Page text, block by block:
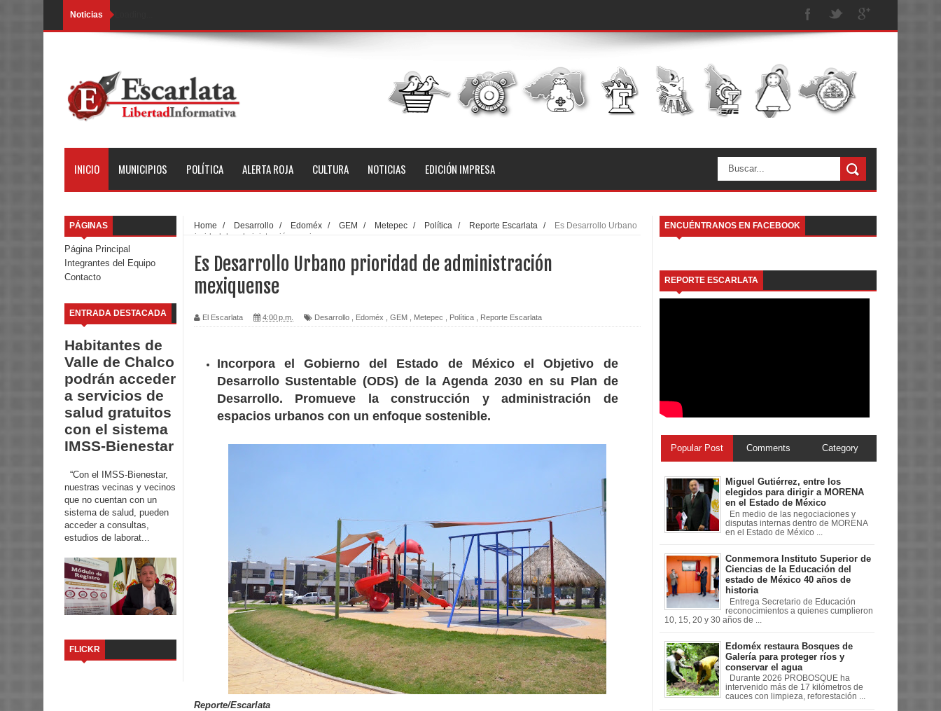
Noticias
INICIO MUNICIPIOS POLÍTICA ALERTA ROJA CULTURA NOTICIAS EDICIÓN IMPRESA
PÁGINAS
Página Principal
Integrantes del Equipo
Contacto
ENTRADA DESTACADA
Habitantes de
Valle de Chalco
podrán acceder
a servicios de
salud gratuitos
con el sistema
IMSS-Bienestar
“Con el IMSS-Bienestar,
nuestras vecinas y vecinos
que no cuentan con un
sistema de salud, pueden
acceder a consultas,
estudios de laborat...
FLICKR
Home / Desarrollo / Edoméx / GEM / Metepec / Política / Reporte Escarlata /
Es Desarrollo Urbano
prioridad de administración mexiquense
Es Desarrollo Urbano prioridad de administración
mexiquense
El Escarlata 4:00 p.m. Desarrollo Edoméx GEM Metepec Política Reporte Escarlata
Incorpora el Gobierno del Estado de México el Objetivo de
Desarrollo Sustentable (ODS) de la Agenda 2030 en su Plan de
Desarrollo. Promueve la construcción y administración de
espacios urbanos con un enfoque sostenible.
Reporte/Escarlata
ENCUÉNTRANOS EN FACEBOOK
REPORTE ESCARLATA
Popular Post Comments Category
Miguel Gutiérrez, entre los
elegidos para dirigir a MORENA
en el Estado de México
En medio de las negociaciones y
disputas internas dentro de MORENA
en el Estado de México ...
Conmemora Instituto Superior de
Ciencias de la Educación del
estado de México 40 años de
historia
Entrega Secretario de Educación
reconocimientos a quienes cumplieron
10, 15, 20 y 30 años de ...
Edoméx restaura Bosques de
Galería para proteger ríos y
conservar el agua
Durante 2026 PROBOSQUE ha
intervenido más de 17 kilómetros de
cauces con limpieza, reforestación ...